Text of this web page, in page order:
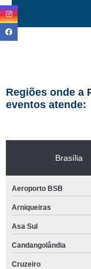
Regiões onde a
eventos atende:
Brasília
Aeroporto BSB
Arniqueiras
Asa Sul
Candangolândia
Cruzeiro